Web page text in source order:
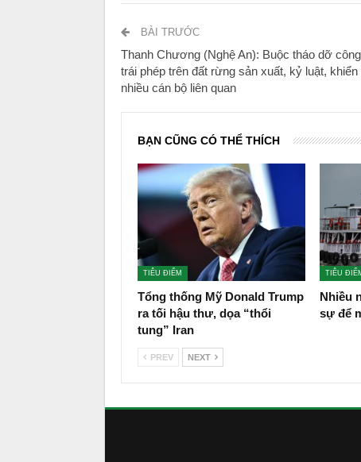
BÀI TRƯỚC
Thanh Chương (Nghệ An): Buộc tháo dỡ
trái phép trên đất rừng sản xuất, kỷ luật, khiển
nhiều cán bộ liên quan
BẠN CŨNG CÓ THỂ THÍCH
TIÊU ĐIỂM
Tổng thống Mỹ Donald Trump
ra tối hậu thư, dọa “thổi
tung” Iran
TIÊU
Nhiều
sự để
PREV NEXT